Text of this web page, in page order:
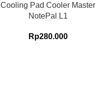
Cooling Pad Cooler Master
NotePal L1
Rp280.000